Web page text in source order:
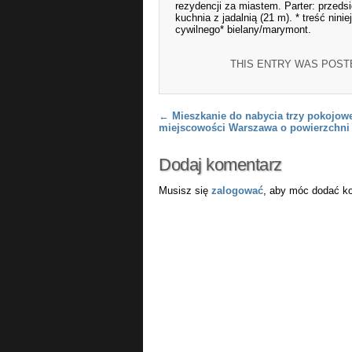
rezydencji za miastem. Parter:
kuchnia z jadalnią (21 m). * treść
cywilnego* bielany/marymont.
THIS ENTRY WAS
Post navigation
← Mieszkanie do nabycia trzy
miejscowości Warszawa o powierzchni
Dodaj komentarz
Musisz się zalogować, aby móc dodać